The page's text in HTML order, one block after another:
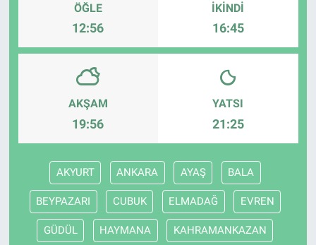
ÖĞLE
12:56
İKINDI
16:45
AKŞAM
19:56
YATSI
21:25
AKYURT ANKARA AYAŞ BALA
BEYPAZARI CUBUK ELMADAĞ EVREN
GÜDÜL HAYMANA KAHRAMANKAZAN